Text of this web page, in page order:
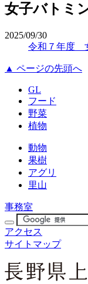
女子バトミ
2025/09/30
令和７年度
▲ ページの先頭へ
GL
フード
野菜
植物
動物
果樹
アグリ
里山
事務室
アクセス
サイトマップ